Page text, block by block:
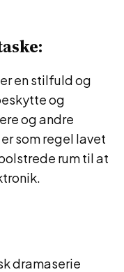
en stilfuld og
og
og andre
som regel lavet
rum til at
dramaserie